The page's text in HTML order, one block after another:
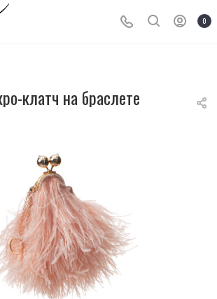
0
клатч на браслете